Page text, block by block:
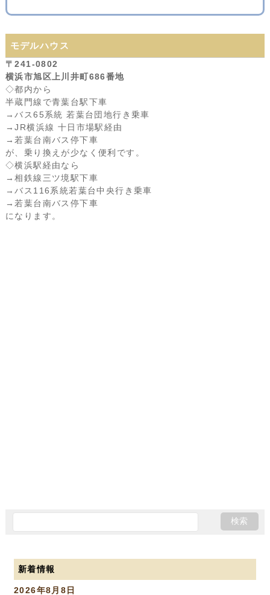
モデルハウス
〒241-0802
横浜市旭区上川井町686番地
◇都内から
半蔵門線で青葉台駅下車
→バス65系統 若葉台団地行き乗車
→JR横浜線 十日市場駅経由
→若葉台南バス停下車
が、乗り換えが少なく便利です。
◇横浜駅経由なら
→相鉄線三ツ境駅下車
→バス116系統若葉台中央行き乗車
→若葉台南バス停下車
になります。
新着情報
2026年8月8日